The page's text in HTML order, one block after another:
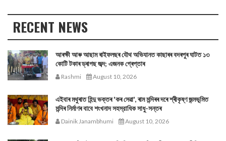
RECENT NEWS
আৰক্ষী আৰু আছাম ৰাইফলছৰ যৌথ অভিযানত কাছাৰৰ বদৰপুৰ ঘাটত ১৩
কোটি টকাৰ ড্ৰাগছ জব্দ; এজনক গ্ৰেপ্তাৰ
Rashmi August 10, 2026
এইবাৰ মথুৰাত হিন্দু ভক্তৰ 'কৰ সেৱা', ৰাম মন্দিৰৰ দৰে শ্ৰীকৃষ্ণ জন্মভূমিত
মন্দিৰ নিৰ্মাণৰ বাবে শংখনাদ সহস্রাধিক সাধু-সন্তৰ
Dainik Janambhumi August 10, 2026